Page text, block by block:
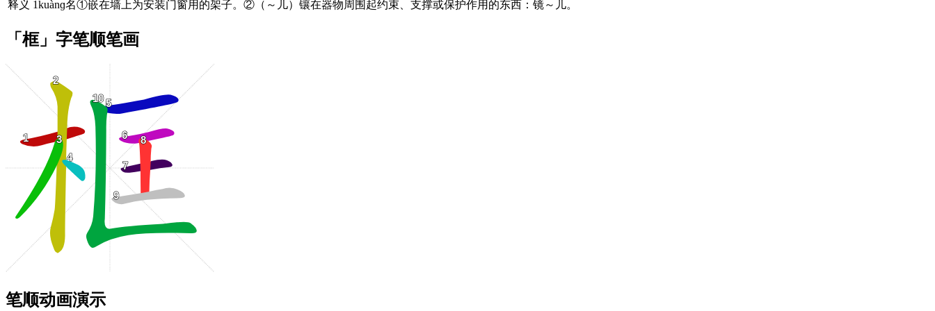
释义 1kuànɡ名①嵌在墙上为安装门窗用的架子。②（～儿）镶在器物周围起约束、支撑或保护作用的东西：镜～儿。
「框」字笔顺笔画
笔顺动画演示